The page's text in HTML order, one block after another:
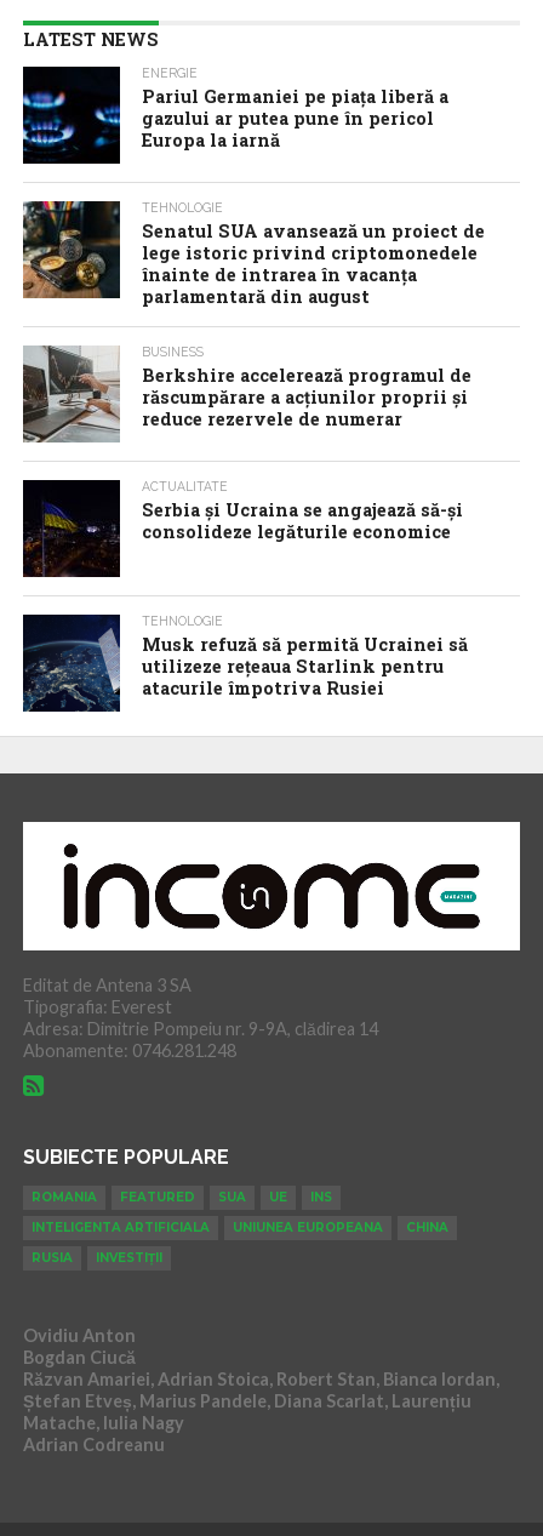
LATEST NEWS
ENERGIE
Pariul Germaniei pe piaţa liberă a
gazului ar putea pune în pericol
Europa la iarnă
TEHNOLOGIE
Senatul SUA avansează un proiect de
lege istoric privind criptomonedele
înainte de intrarea în vacanţa
parlamentară din august
BUSINESS
Berkshire accelerează programul de
răscumpărare a acţiunilor proprii şi
reduce rezervele de numerar
ACTUALITATE
Serbia şi Ucraina se angajează să-şi
consolideze legăturile economice
TEHNOLOGIE
Musk refuză să permită Ucrainei să
utilizeze reţeaua Starlink pentru
atacurile împotriva Rusiei
Editat de Antena 3 SA
Tipografia: Everest
Adresa: Dimitrie Pompeiu nr. 9-9A, clădirea 14
Abonamente: 0746.281.248
SUBIECTE POPULARE
ROMANIA FEATURED SUA UE
INS
INTELIGENTA ARTIFICIALA
UNIUNEA EUROPEANA
CHINA
RUSIA
INVESTIȚII
Ovidiu Anton
Bogdan Ciucă
Răzvan Amariei, Adrian Stoica, Robert Stan, Bianca Iordan,
Ștefan Etveș, Marius Pandele, Diana Scarlat, Laurențiu
Matache, Iulia Nagy
Adrian Codreanu